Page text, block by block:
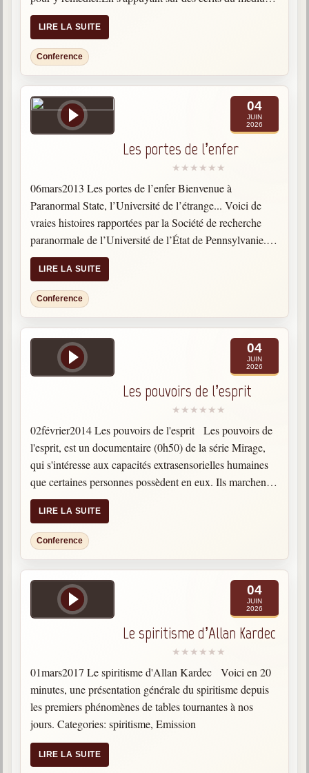
Chico Xavier, le conférencier explique…
LIRE LA SUITE
Conference
04
JUIN
2026
Les portes de l’enfer
06mars2013 Les portes de l’enfer Bienvenue à
Paranormal State, l’Université de l’étrange... Voici de
vraies histoires rapportées par la Société de recherche
paranormale de l’Université de l’État de Pennsylvanie.
L’équipe se rend dans le nord de la Pennsylvanie pour
aider un homme…
LIRE LA SUITE
Conference
04
JUIN
2026
Les pouvoirs de l’esprit
02février2014 Les pouvoirs de l'esprit Les pouvoirs de
l'esprit, est un documentaire (0h50) de la série Mirage,
qui s'intéresse aux capacités extrasensorielles humaines
que certaines personnes possèdent en eux. Ils marchent
sur le feu, tordent des cuillères à distance, trouvent des…
LIRE LA SUITE
Conference
04
JUIN
2026
Le spiritisme d’Allan Kardec
01mars2017 Le spiritisme d'Allan Kardec Voici en 20
minutes, une présentation générale du spiritisme depuis
les premiers phénomènes de tables tournantes à nos
jours. Categories: spiritisme, Emission
LIRE LA SUITE